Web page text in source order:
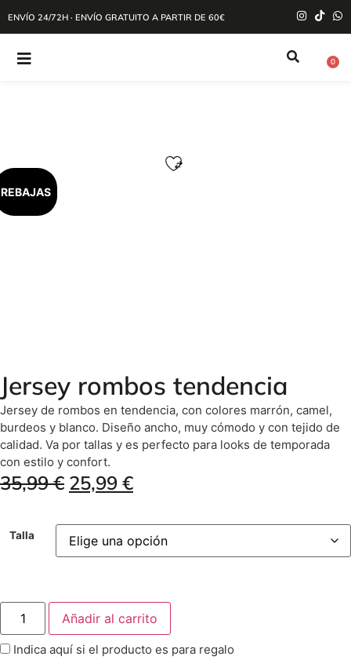
ENVÍO 24/72H · ENVÍO GRATUITO A PARTIR DE 60€
0
REBAJAS
Jersey rombos tendencia
Jersey de rombos en tendencia, con colores marrón, camel,
burdeos y blanco. Diseño ancho, muy cómodo y con tejido de
calidad. Va por tallas y es perfecto para looks de temporada
con estilo y confort.
35,99€ 25,99 €
Talla
Añadir al carrito
Indica aquí si el producto es para regalo